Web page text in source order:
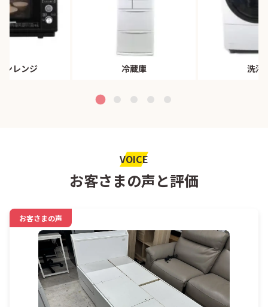
ンレンジ 冷蔵庫 洗濯
VOICE
お客さまの声と評価
お客さまの声